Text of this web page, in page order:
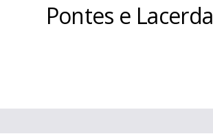
Pontes e Lacerda